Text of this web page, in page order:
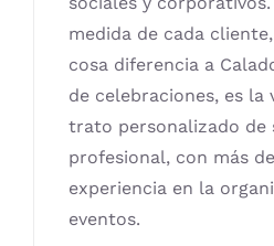
medida de cada
cosa diferencia a
de celebraciones, es la
trato personalizado de
profesional, con más
experiencia en la
eventos.